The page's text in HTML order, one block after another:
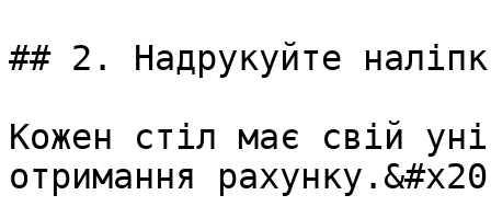
## 2. Надрукуйте
Кожен стіл має свій
отримання